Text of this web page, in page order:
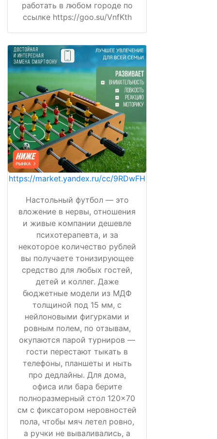
работать в любом городе по
ссылке https://goo.su/VnfKth
https://market.yandex.ru/cc/9RDwFH
Настольный футбол — это
вложение в нервы, отношения
и живые компании дешевле
психотерапевта, и за
некоторое количество рублей
вы получаете тонизирующее
средство для любых гостей,
детей и коллег. Даже
бюджетные модели из МДФ
толщиной под 15 мм, с
нейлоновыми фигурками и
ровным полем, по отзывам,
окупаются парой турниров —
гости перестают тыкать в
телефоны, планшеты и ныть
про дедлайны. Для дома,
офиса или бара берите
полноразмерный стол 120×70
см с фиксатором неровностей
пола, чтобы мяч летел ровно,
а ручки не вываливались, а